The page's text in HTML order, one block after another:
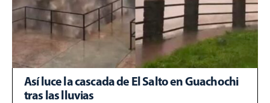
Así luce la cascada de El Salto en Guachochi
tras las lluvias